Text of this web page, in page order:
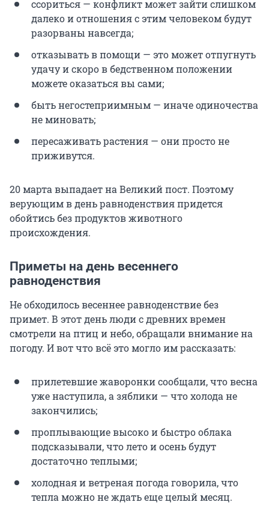
ссориться — конфликт может зайти слишком
далеко и отношения с этим человеком будут
разорваны навсегда;
отказывать в помощи — это может отпугнуть
удачу и скоро в бедственном положении
можете оказаться вы сами;
быть негостеприимным — иначе одиночества
не миновать;
пересаживать растения — они просто не
приживутся.
20 марта выпадает на Великий пост. Поэтому
верующим в день равноденствия придется
обойтись без продуктов животного
происхождения.
Приметы на день весеннего
равноденствия
Не обходилось весеннее равноденствие без
примет. В этот день люди с древних времен
смотрели на птиц и небо, обращали внимание на
погоду. И вот что всё это могло им рассказать:
прилетевшие жаворонки сообщали, что весна
уже наступила, а зяблики — что холода не
закончились;
проплывающие высоко и быстро облака
подсказывали, что лето и осень будут
достаточно теплыми;
холодная и ветреная погода говорила, что
тепла можно не ждать еще целый месяц.